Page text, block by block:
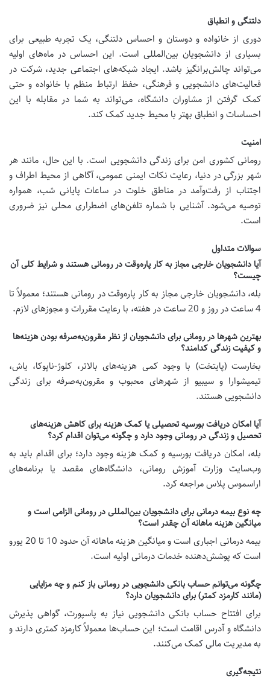
دلتنگی و انطباق
دوری از خانواده و دوستان و احساس دلتنگی، یک تجربه طبیعی برای
بسیاری از دانشجویان بین‌المللی است. این احساس در ماه‌های اولیه
می‌تواند چالش‌برانگیز باشد. ایجاد شبکه‌های اجتماعی جدید، شرکت در
فعالیت‌های دانشجویی و فرهنگی، حفظ ارتباط منظم با خانواده و حتی
کمک گرفتن از مشاوران دانشگاه، می‌تواند به شما در مقابله با این
احساسات و انطباق بهتر با محیط جدید کمک کند.
امنیت
رومانی کشوری امن برای زندگی دانشجویی است. با این حال، مانند هر
شهر بزرگی در دنیا، رعایت نکات ایمنی عمومی، آگاهی از محیط اطراف و
اجتناب از رفت‌وآمد در مناطق خلوت در ساعات پایانی شب، همواره
توصیه می‌شود. آشنایی با شماره تلفن‌های اضطراری محلی نیز ضروری
است.
سوالات متداول
آیا دانشجویان خارجی مجاز به کار پاره‌وقت در رومانی هستند و شرایط کلی آن
چیست؟
بله، دانشجویان خارجی مجاز به کار پاره‌وقت در رومانی هستند؛ معمولاً تا
4 ساعت در روز و 20 ساعت در هفته، با رعایت مقررات و مجوزهای لازم.
بهترین شهرها در رومانی برای دانشجویان از نظر مقرون‌به‌صرفه بودن هزینه‌ها
و کیفیت زندگی کدامند؟
بخارست (پایتخت) با وجود کمی هزینه‌های بالاتر، کلوژ-ناپوکا، یاش،
تیمیشوارا و سیبیو از شهرهای محبوب و مقرون‌به‌صرفه برای زندگی
دانشجویی هستند.
آیا امکان دریافت بورسیه تحصیلی یا کمک هزینه برای کاهش هزینه‌های
تحصیل و زندگی در رومانی وجود دارد و چگونه می‌توان اقدام کرد؟
بله، امکان دریافت بورسیه و کمک هزینه وجود دارد؛ برای اقدام باید به
وب‌سایت وزارت آموزش رومانی، دانشگاه‌های مقصد یا برنامه‌های
اراسموس پلاس مراجعه کرد.
چه نوع بیمه درمانی برای دانشجویان بین‌المللی در رومانی الزامی است و
میانگین هزینه ماهانه آن چقدر است؟
بیمه درمانی اجباری است و میانگین هزینه ماهانه آن حدود 10 تا 20 یورو
است که پوشش‌دهنده خدمات درمانی اولیه است.
چگونه می‌توانم حساب بانکی دانشجویی در رومانی باز کنم و چه مزایایی
(مانند کارمزد کمتر) برای دانشجویان دارد؟
برای افتتاح حساب بانکی دانشجویی نیاز به پاسپورت، گواهی پذیرش
دانشگاه و آدرس اقامت است؛ این حساب‌ها معمولاً کارمزد کمتری دارند و
به مدیریت مالی کمک می‌کنند.
نتیجه‌گیری